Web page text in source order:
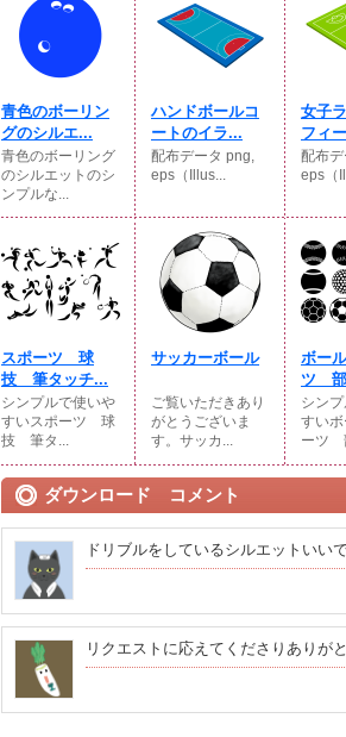
青色のボーリン
グのシルエ...
青色のボーリング
のシルエットのシ
ンプルな...
ハンドボールコ
ートのイラ...
配布データ png,
eps（Illus...
女子
フィ
配布
eps（
スポーツ 球
技 筆タッチ...
シンプルで使いや
すいスポーツ 球
技 筆タ...
サッカーボール
ご覧いただきあり
がとうございま
す。サッカ...
ボー
ツ
シン
すい
ーツ
ダウンロード コメント
ドリブルをしているシルエットいいで
リクエストに応えてくださりありが